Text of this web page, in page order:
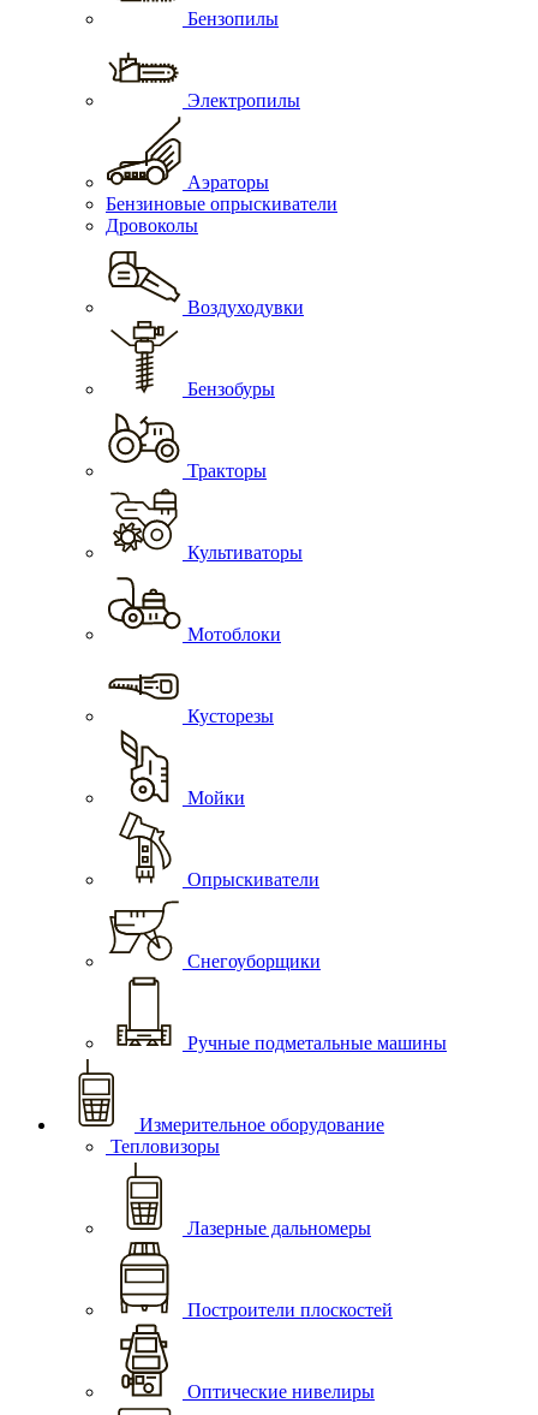
Бензопилы
Электропилы
Аэраторы
Бензиновые опрыскиватели
Дровоколы
Воздуходувки
Бензобуры
Тракторы
Культиваторы
Мотоблоки
Кусторезы
Мойки
Опрыскиватели
Снегоуборщики
Ручные подметальные машины
Измерительное оборудование
Тепловизоры
Лазерные дальномеры
Построители плоскостей
Оптические нивелиры